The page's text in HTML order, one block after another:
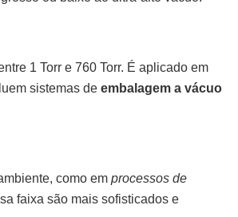
1 Torr e 760 Torr. É aplicado em
sistemas de embalagem a vácuo
como em processos de
faixa são mais sofisticados e